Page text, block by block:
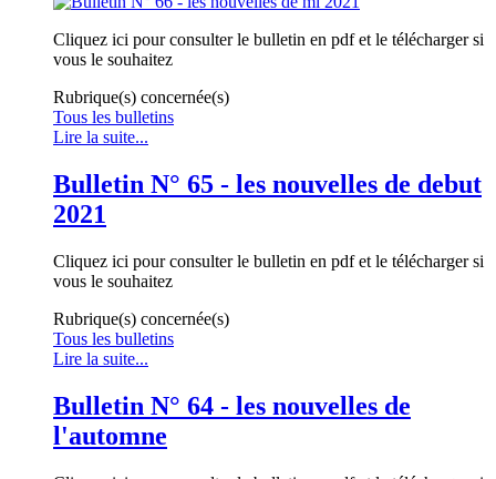
Cliquez ici pour consulter le bulletin en pdf et le télécharger si
vous le souhaitez
Rubrique(s) concernée(s)
Tous les bulletins
Lire la suite...
Bulletin N° 65 - les nouvelles de debut
2021
Cliquez ici pour consulter le bulletin en pdf et le télécharger si
vous le souhaitez
Rubrique(s) concernée(s)
Tous les bulletins
Lire la suite...
Bulletin N° 64 - les nouvelles de
l'automne